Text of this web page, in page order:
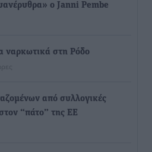
ο Janni Pembe
ναρκωτικά στη Ρόδο
από συλλογικές
“πάτο” της ΕΕ